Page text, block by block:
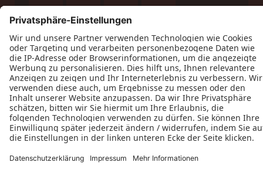
  
 
Datenschutz Impressum
Kontakt
Schreinerei Lamboy GmbH © 2026